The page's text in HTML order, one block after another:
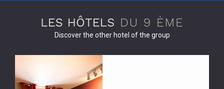
Discover the other hotel of the group